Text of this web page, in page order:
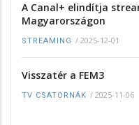
A Canal+ elindítja
Magyarországon
STREAMING / 2025-12-01
Visszatér a FEM3
TV CSATORNÁK / 2025-11-06